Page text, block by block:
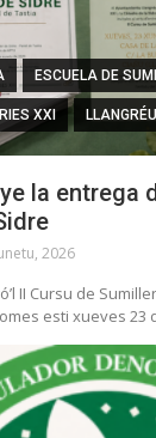
ESCUELA DE
XXI LLANGRÉU
la entrega
2026
II Cursu de
esti xueves 23